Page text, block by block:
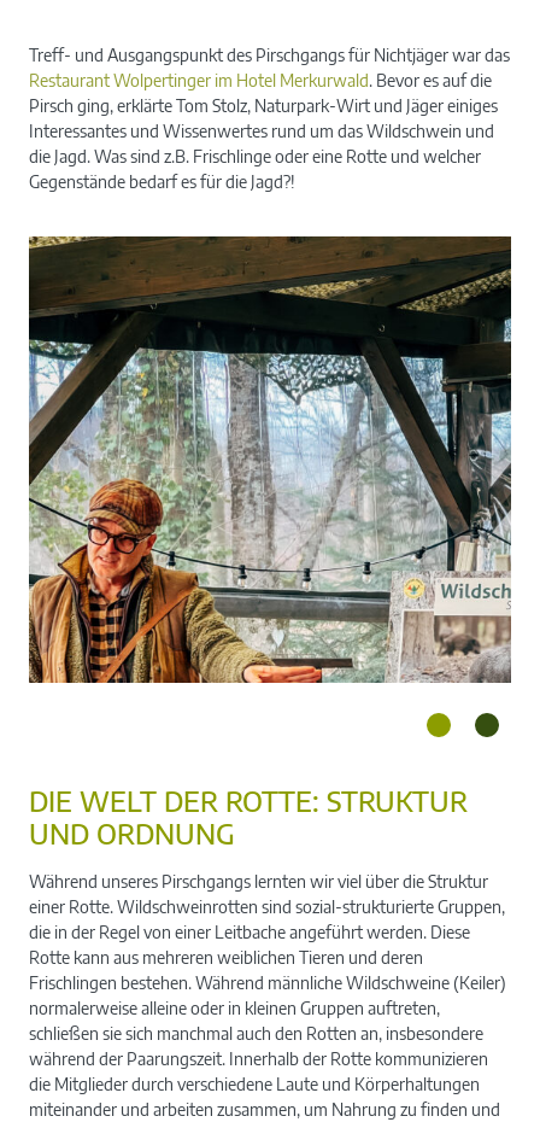
Treff- und Ausgangspunkt des Pirschgangs für Nichtjäger war das
Restaurant Wolpertinger im Hotel Merkurwald. Bevor es auf die
Pirsch ging, erklärte Tom Stolz, Naturpark-Wirt und Jäger einiges
Interessantes und Wissenwertes rund um das Wildschwein und
die Jagd. Was sind z.B. Frischlinge oder eine Rotte und welcher
Gegenstände bedarf es für die Jagd?!
DIE WELT DER ROTTE: STRUKTUR
UND ORDNUNG
Während unseres Pirschgangs lernten wir viel über die Struktur
einer Rotte. Wildschweinrotten sind sozial-strukturierte Gruppen,
die in der Regel von einer Leitbache angeführt werden. Diese
Rotte kann aus mehreren weiblichen Tieren und deren
Frischlingen bestehen. Während männliche Wildschweine (Keiler)
normalerweise alleine oder in kleinen Gruppen auftreten,
schließen sie sich manchmal auch den Rotten an, insbesondere
während der Paarungszeit. Innerhalb der Rotte kommunizieren
die Mitglieder durch verschiedene Laute und Körperhaltungen
miteinander und arbeiten zusammen, um Nahrung zu finden und